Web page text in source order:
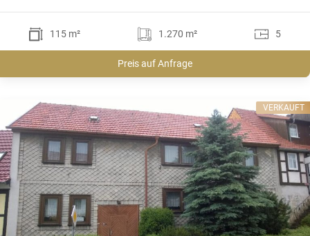
115 m² 1.270 m² 5
Preis auf Anfrage
VERKAUFT